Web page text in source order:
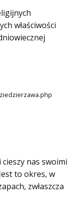
właściwości
nas swoimi
to okres, w
zwłaszcza